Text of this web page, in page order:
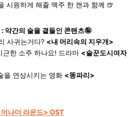
시원하게 해줄 맥주 한 캔과 함께 🍺
약간의 술을 곁들인 콘텐츠🤪
사귀는거다? <내 머리속의 지우개>
근한 소주 하나요! 드라마 <술꾼도시여자
을 연상시키는 영화 <똥파리>
나더 라운드> OST